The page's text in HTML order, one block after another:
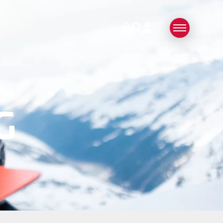
ÜBER UNS
SWISS MADE
NACHHALTIG
TECHNOLOGIE
PARTNER
MEDIEN